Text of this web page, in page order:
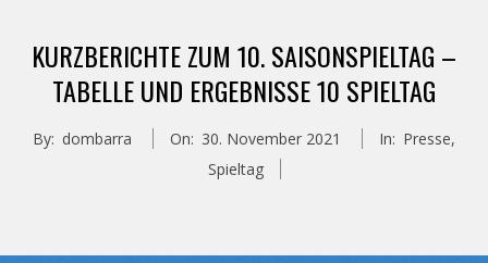
KURZBERICHTE ZUM 10. SAISONSPIELTAG –
TABELLE UND ERGEBNISSE 10 SPIELTAG
By: dombarra On: 30. November 2021 In: Presse,
Spieltag